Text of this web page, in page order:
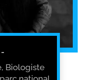
Biologiste